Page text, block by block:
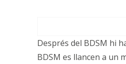
Després del BDSM hi
BDSM es llancen a un